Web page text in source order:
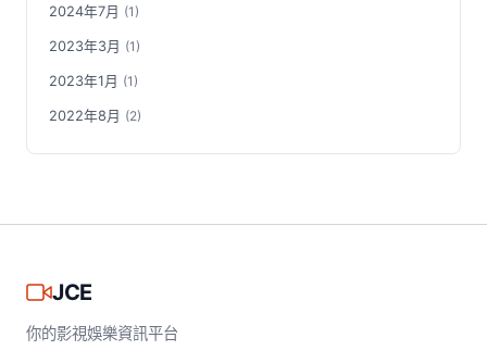
2024年7月 (1)
2023年3月 (1)
2023年1月 (1)
2022年8月 (2)
JCE
你的影視娛樂資訊平台